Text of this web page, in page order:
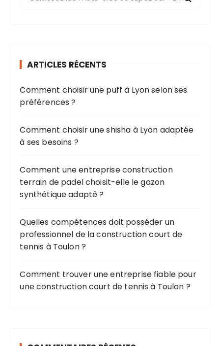
e
p
u
r
ARTICLES RÉCENTS
Comment choisir une puff à Lyon selon ses
préférences ?
Comment choisir une shisha à Lyon adaptée
à ses besoins ?
Comment une entreprise construction
terrain de padel choisit-elle le gazon
synthétique adapté ?
Quelles compétences doit posséder un
professionnel de la construction court de
tennis à Toulon ?
Comment trouver une entreprise fiable pour
une construction court de tennis à Toulon ?